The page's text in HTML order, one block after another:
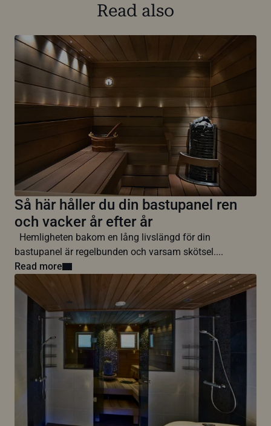
Read also
Så här håller du din bastupanel ren
och vacker år efter år
Hemligheten bakom en lång livslängd för din
bastupanel är regelbunden och varsam skötsel....
Read more